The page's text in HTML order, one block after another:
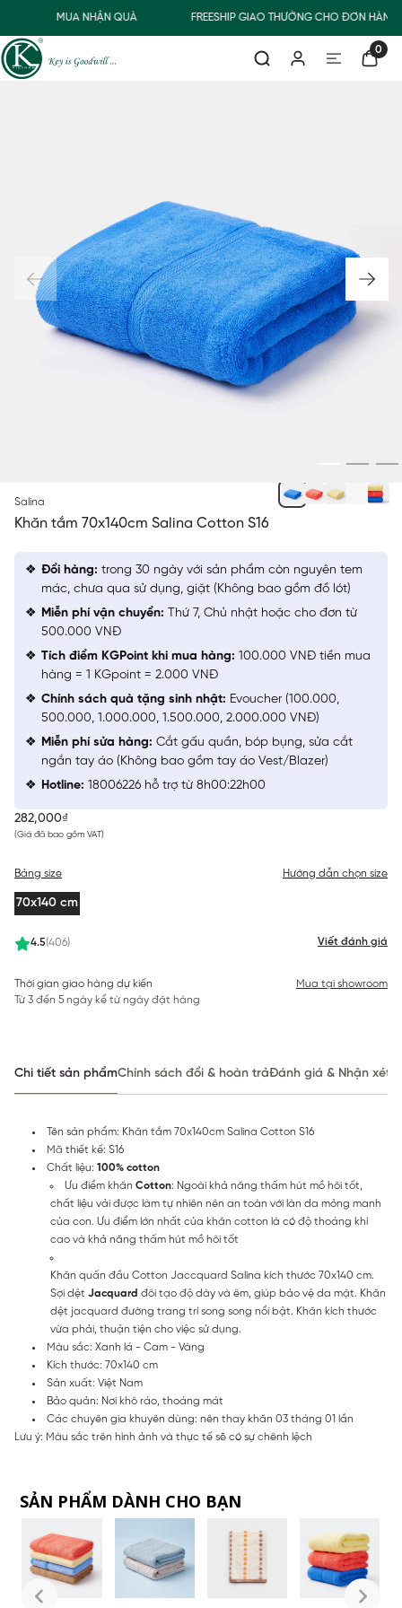
MUA NHẬN QUÀ FREESHIP GIAO THƯỜNG CHO ĐƠN
0
Salina
Khăn tắm 70x140cm Salina Cotton S16
282,000₫
(Giá đã bao gồm VAT)
4.5(406) Viết đánh giá
Bảng size Hướng dẫn chọn size
70x140 cm
Thời gian giao hàng dự kiến
Từ 3 đến 5 ngày kể từ ngày đặt hàng
Mua tại showroom
Đổi hàng: trong 30 ngày với sản phẩm còn nguyên tem
mác, chưa qua sử dụng, giặt (Không bao gồm đồ lót)
Miễn phí vận chuyển: Thứ 7, Chủ nhật hoặc cho đơn từ
500.000 VNĐ
Tích điểm KGPoint khi mua hàng: 100.000 VNĐ tiền mua
hàng = 1 KGpoint = 2.000 VNĐ
Chính sách quà tặng sinh nhật: Evoucher (100.000,
500.000, 1.000.000, 1.500.000, 2.000.000 VNĐ)
Miễn phí sửa hàng: Cắt gấu quần, bóp bụng, sửa cắt
ngắn tay áo (Không bao gồm tay áo Vest/Blazer)
Hotline: 18006226 hỗ trợ từ 8h00:22h00
Chi tiết sản phẩmChính sách đổi & hoàn trảĐánh giá & Nhận xét
Tên sản phẩm: Khăn tắm 70x140cm Salina Cotton S16
Mã thiết kế: S16
Chất liệu: 100% cotton
Ưu điểm khăn Cotton: Ngoài khả năng thấm hút mồ hôi tốt,
chất liệu vải được làm tự nhiên nên an toàn với làn da mỏng manh
của con. Ưu điểm lớn nhất của khăn cotton là có độ thoáng khí
cao và khả năng thấm hút mồ hôi tốt
Khăn quấn đầu Cotton Jaccquard Salina kích thước 70x140 cm.
Sợi dệt Jacquard đôi tạo độ dày và êm, giúp bảo vệ da mặt. Khăn
dệt jacquard đường trang trí song song nổi bật. Khăn kích thước
vừa phải, thuận tiện cho việc sử dụng.
Màu sắc: Xanh lá - Cam - Vàng
Kích thước: 70x140 cm
Sản xuất: Việt Nam
Bảo quản: Nơi khô ráo, thoáng mát
Các chuyên gia khuyên dùng: nên thay khăn 03 tháng 01 lần
Lưu ý: Màu sắc trên hình ảnh và thực tế sẽ có sự chênh lệch
SẢN PHẨM DÀNH CHO BẠN